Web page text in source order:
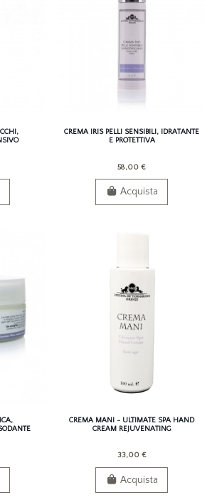
CREMA IRIS PELLI SENSIBILI, IDRATANTE
E PROTETTIVA
58,00 €
Acquista
CREMA MANI - ULTIMATE SPA HAND
CREAM REJUVENATING
33,00 €
Acquista